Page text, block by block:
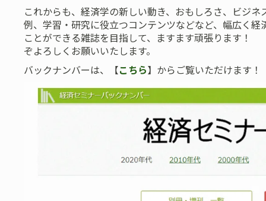
これからも、経済学の新しい動き、おもしろさ、ビジ
例、学習・研究に役立つコンテンツなどなど、幅広く
ことができる雑誌を目指して、ますます頑張ります
ぞよろしくお願いいたします。
バックナンバーは、【こちら】からご覧いただけます！